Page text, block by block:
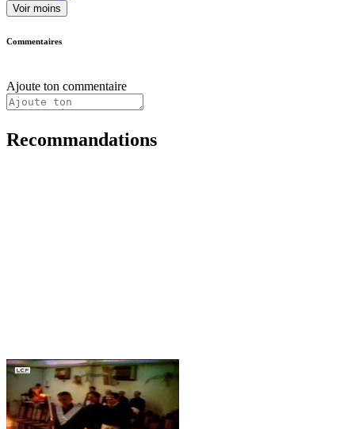
Voir moins
Commentaires
Ajoute ton commentaire
Recommandations